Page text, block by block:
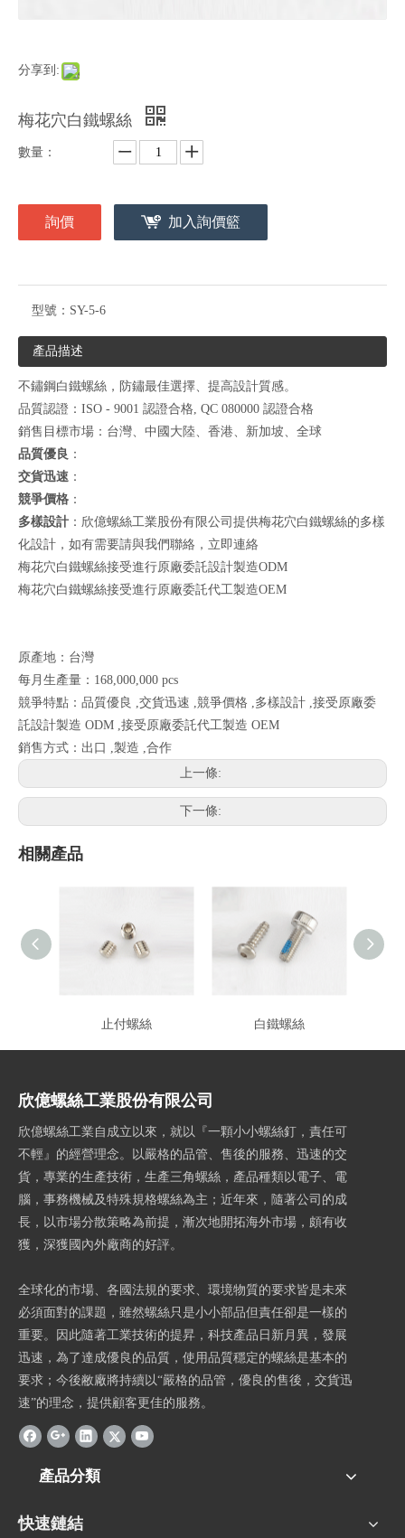
分享到:
梅花穴白鐵螺絲
數量：
詢價 加入詢價籃
型號： SY-5-6
產品描述
不鏽鋼白鐵螺絲，防鏽最佳選擇、提高設計質感。
品質認證：ISO - 9001 認證合格, QC 080000 認證合格
銷售目標市場：台灣、中國大陸、香港、新加坡、全球
品質優良 ：
交貨迅速 ：
競爭價格 ：
多樣設計 ：欣億螺絲工業股份有限公司提供梅花穴白鐵螺絲的多樣
化設計，如有需要請與我們聯絡， 立即連絡
梅花穴白鐵螺絲接受進行原廠委託設計製造ODM
梅花穴白鐵螺絲接受進行原廠委託代工製造OEM
原產地：台灣
每月生產量：168,000,000 pcs
競爭特點：品質優良 ,交貨迅速 ,競爭價格 ,多樣設計 ,接受原廠委
託設計製造 ODM ,接受原廠委託代工製造 OEM
銷售方式：出口 ,製造 ,合作
上一條:
下一條:
相關產品
止付螺絲 白鐵螺絲
欣億螺絲工業股份有限公司
欣億螺絲工業自成立以來，就以『一顆小小螺絲釘，責任可
不輕』的經營理念。以嚴格的品管、售後的服務、迅速的交
貨，專業的生產技術，生產三角螺絲，產品種類以電子、電
腦，事務機械及特殊規格螺絲為主；近年來，隨著公司的成
長，以市場分散策略為前提，漸次地開拓海外市場，頗有收
獲，深獲國內外廠商的好評。
全球化的市場、各國法規的要求、環境物質的要求皆是未來
必須面對的課題，雖然螺絲只是小小部品但責任卻是一樣的
重要。因此隨著工業技術的提昇，科技產品日新月異，發展
迅速，為了達成優良的品質，使用品質穩定的螺絲是基本的
要求；今後敝廠將持續以“嚴格的品管，優良的售後，交貨迅
速”的理念，提供顧客更佳的服務。
產品分類
快速鏈結